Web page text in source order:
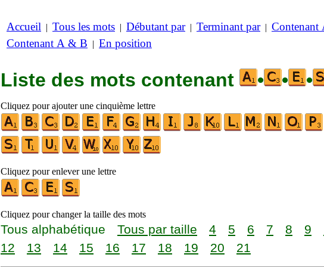
Accueil | Tous les mots | Débutant par| Terminant par| Contenant
Contenant A & B | En position
Liste des mots contenant • • •
Cliquez pour ajouter une cinquième lettre
Cliquez pour enlever une lettre
Cliquez pour changer la taille des mots
Tous alphabétique Tous par taille 4 5 6 7 8 9
12
13 14 15 16 17 18 19 20 21